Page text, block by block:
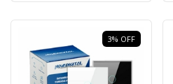
3% OFF